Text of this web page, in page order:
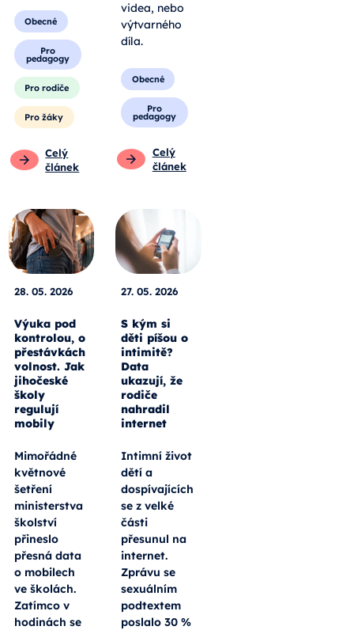
Obecné
Pro
pedagogy
Pro rodiče
Pro žáky
Celý
článek
videa, nebo
výtvarného
díla.
Obecné
Pro
pedagogy
Celý
článek
28. 05. 2026
Výuka pod
kontrolou, o
přestávkách
volnost. Jak
jihočeské
školy
regulují
mobily
Mimořádné
květnové
šetření
ministerstva
školství
přineslo
přesná data
o mobilech
ve školách.
Zatímco v
hodinách se
27. 05. 2026
S kým si
děti píšou o
intimitě?
Data
ukazují, že
rodiče
nahradil
internet
Intimní život
dětí a
dospívajících
se z velké
části
přesunul na
internet.
Zprávu se
sexuálním
podtextem
poslalo 30 %